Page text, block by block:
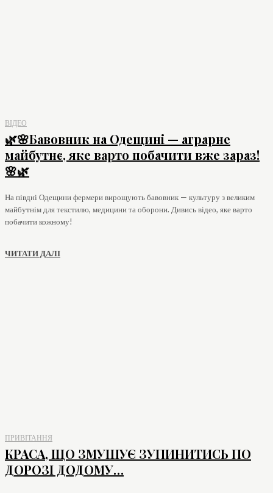
ВІДЕО
🌿🌸Бавовник на Одещині — аграрне
майбутнє, яке варто побачити вже зараз!
🌸🌿
На півдні Одещини фермери вирощують бавовник — культуру з великим
майбутнім для текстилю, медицини та оборони. Дивись відео, яке варто
побачити кожному!
ЧИТАТИ ДАЛІ
ПРИВІТАННЯ
КРАСА, ЩО ЗМУШУЄ ЗУПИНИТИСЬ ПО
ДОРОЗІ ДОДОМУ…